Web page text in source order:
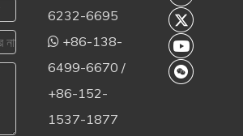
6232-6695
 +86-138-
6499-6670 /
+86-152-
1537-1877